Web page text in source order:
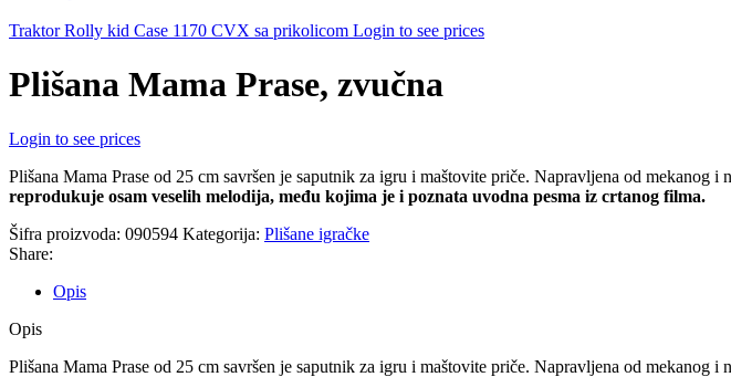
Traktor Rolly kid Case 1170 CVX sa prikolicom Login to see prices
Plišana Mama Prase, zvučna
Login to see prices
Plišana Mama Prase od 25 cm savršen je saputnik za igru i maštovite priče. Napravljena od mekanog
reprodukuje osam veselih melodija, među kojima je i poznata uvodna pesma iz crtanog filma.
Šifra proizvoda: 090594 Kategorija: Plišane igračke
Share:
Opis
Opis
Plišana Mama Prase od 25 cm savršen je saputnik za igru i maštovite priče. Napravljena od mekanog